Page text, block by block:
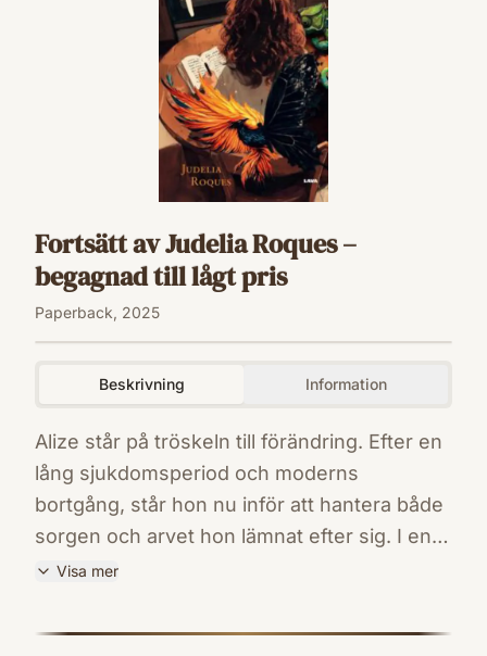
Fortsätt av Judelia Roques –
begagnad till lågt pris
Paperback, 2025
Beskrivning Information
Alize står på tröskeln till förändring. Efter en
lång sjukdomsperiod och moderns
bortgång, står hon nu inför att hantera både
sorgen och arvet hon lämnat efter sig. I en
vardag fylld av minnesbilder från det
skriva ner sina upplevelser. Genom
Visa mer
9789181011999